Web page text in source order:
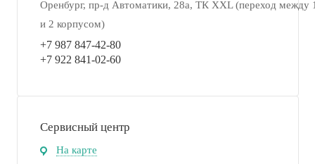
Оренбург, пр-д Автоматики, 28а, ТК XXL (переход между
и 2 корпусом)
+7 987 847-42-80
+7 922 841-02-60
Сервисный центр
На карте